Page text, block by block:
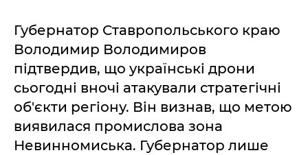
Губернатор Ставропольського краю
Володимир Володимиров
підтвердив, що українські дрони
сьогодні вночі атакували стратегічні
об'єкти регіону. Він визнав, що метою
виявилася промислова зона
Невинномиська. Губернатор лише